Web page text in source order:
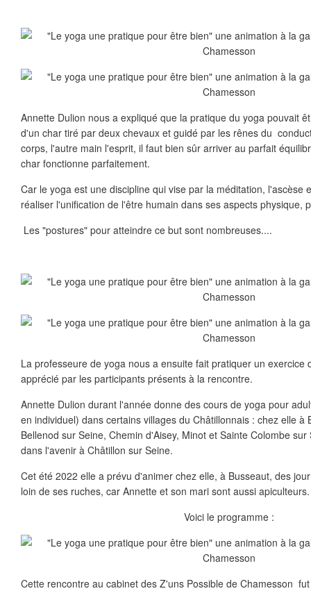
Annette Dulion nous a expliqué que la pratique du yoga pouvait
d'un char tiré par deux chevaux et guidé par les rênes du
corps, l'autre main l'esprit, il faut bien sûr arriver au parfait
char fonctionne parfaitement.
Car le yoga est une discipline qui vise par la méditation, l'ascèse
réaliser l'unification de l'être humain dans ses aspects physique,
Les "postures" pour atteindre ce but sont nombreuses....
La professeure de yoga nous a ensuite fait pratiquer un exercice
apprécié par les participants présents à la rencontre.
Annette Dulion durant l'année donne des cours de yoga pour
en individuel) dans certains villages du Châtillonnais : chez elle
Bellenod sur Seine, Chemin d'Aisey, Minot et Sainte Colombe
dans l'avenir à Châtillon sur Seine.
Cet été 2022 elle a prévu d'animer chez elle, à Busseaut, des
loin de ses ruches, car Annette et son mari sont aussi apiculteurs.
Voici le programme :
Cette rencontre au cabinet des Z'uns Possible de Chamesson